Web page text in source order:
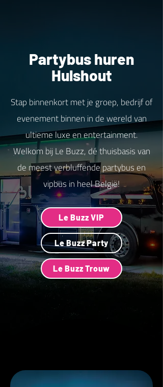
Partybus huren
Hulshout
Stap binnenkort met je groep, bedrijf of
evenement binnen in de wereld van
ultieme luxe en entertainment.
Welkom bij Le Buzz, dé thuisbasis van
de meest verbluffende partybus en
vipbus in heel België!
Le Buzz VIP
Le Buzz Party
Le Buzz Trouw